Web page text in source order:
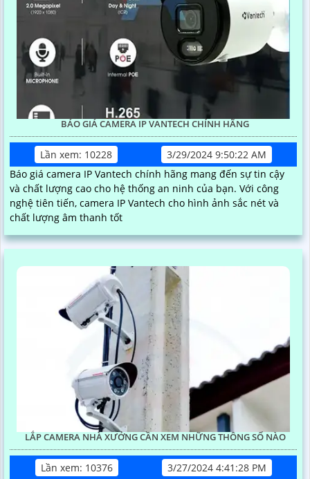
BÁO GIÁ CAMERA IP VANTECH CHÍNH HÃNG
Lần xem: 10228
3/29/2024 9:50:22 AM
Báo giá camera IP Vantech chính hãng mang đến sự tin cậy
và chất lượng cao cho hệ thống an ninh của bạn. Với công
nghệ tiên tiến, camera IP Vantech cho hình ảnh sắc nét và
chất lượng âm thanh tốt
LẮP CAMERA NHÀ XƯỞNG CẦN XEM NHỮNG THÔNG SỐ NÀO
Lần xem: 10376
3/27/2024 4:41:28 PM